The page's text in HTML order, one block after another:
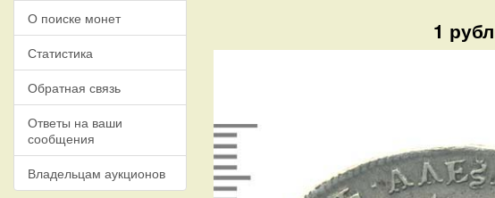
О поиске монет
Статистика
Обратная связь
Ответы на ваши
сообщения
Владельцам аукционов
1